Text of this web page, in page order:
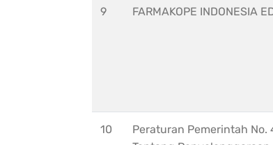
9 FARMAKOPE INDONESIA
10
Peraturan Pemerintah No.